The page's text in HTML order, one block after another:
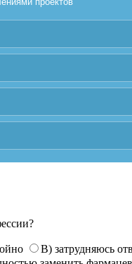
В) затрудняюсь